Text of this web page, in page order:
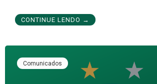
CONTINUE LENDO →
Comunicados